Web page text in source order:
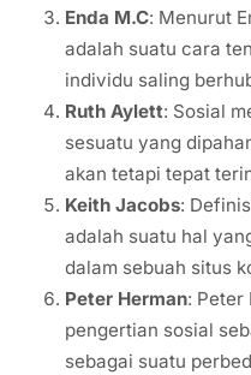
Enda M.C: Menurut
adalah suatu cara
individu saling
Ruth Aylett: Sosial
sesuatu yang
akan tetapi tepat
Keith Jacobs:
adalah suatu hal
dalam sebuah situs
Peter Herman: Peter
pengertian sosial
sebagai suatu